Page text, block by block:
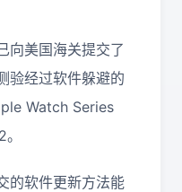
向美国海关提交了
验经过软件躲避的
Watch Series
的软件更新方法能